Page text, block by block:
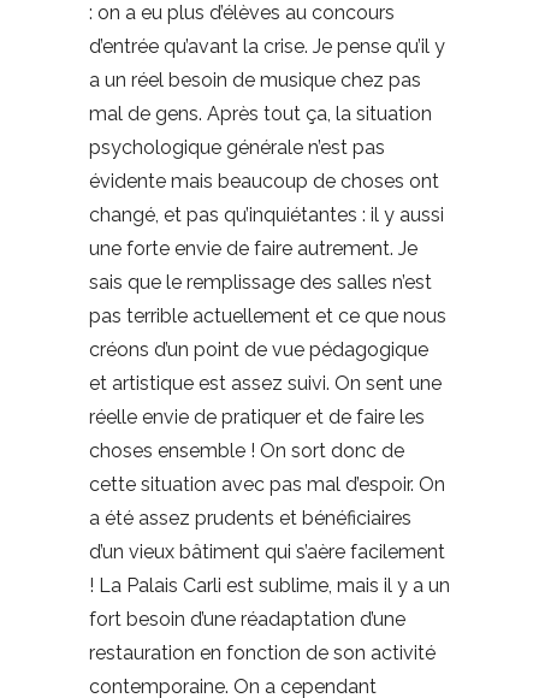
: on a eu plus d’élèves au concours
d’entrée qu’avant la crise. Je pense qu’il y
a un réel besoin de musique chez pas
mal de gens. Après tout ça, la situation
psychologique générale n’est pas
évidente mais beaucoup de choses ont
changé, et pas qu’inquiétantes : il y aussi
une forte envie de faire autrement. Je
sais que le remplissage des salles n’est
pas terrible actuellement et ce que nous
créons d’un point de vue pédagogique
et artistique est assez suivi. On sent une
réelle envie de pratiquer et de faire les
choses ensemble ! On sort donc de
cette situation avec pas mal d’espoir. On
a été assez prudents et bénéficiaires
d’un vieux bâtiment qui s’aère facilement
! La Palais Carli est sublime, mais il y a un
fort besoin d’une réadaptation d’une
restauration en fonction de son activité
contemporaine. On a cependant